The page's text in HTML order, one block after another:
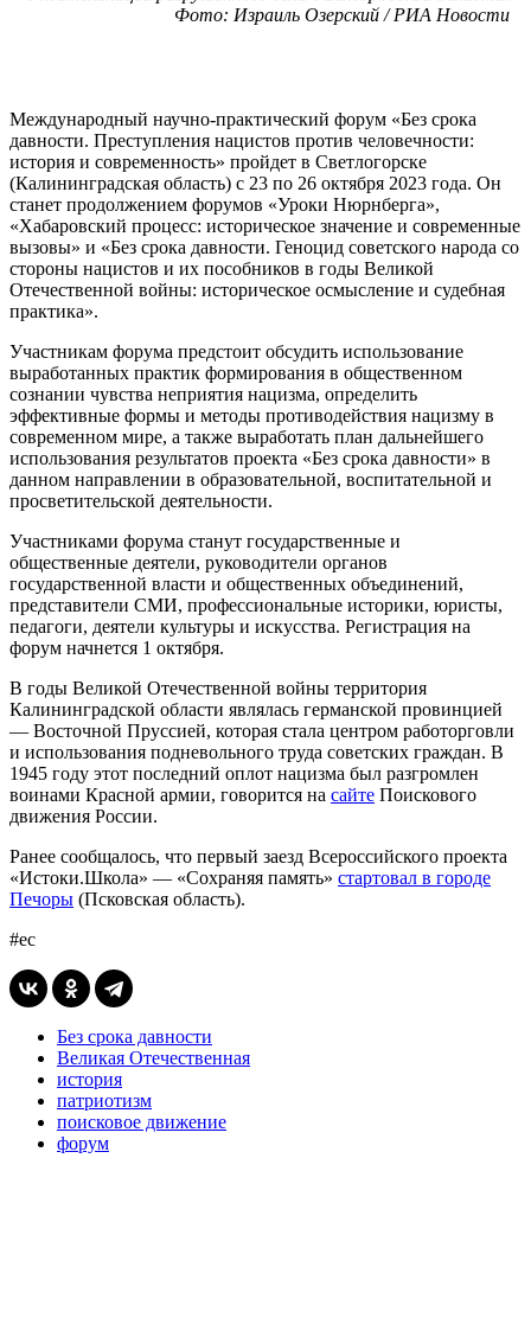
Фото: Израиль Озерский / РИА Новости
Международный научно-практический форум «Без срока
давности. Преступления нацистов против человечности:
история и современность» пройдет в Светлогорске
(Калининградская область) с 23 по 26 октября 2023 года. Он
станет продолжением форумов «Уроки Нюрнберга»,
«Хабаровский процесс: историческое значение и современные
вызовы» и «Без срока давности. Геноцид советского народа со
стороны нацистов и их пособников в годы Великой
Отечественной войны: историческое осмысление и судебная
практика».
Участникам форума предстоит обсудить использование
выработанных практик формирования в общественном
сознании чувства неприятия нацизма, определить
эффективные формы и методы противодействия нацизму в
современном мире, а также выработать план дальнейшего
использования результатов проекта «Без срока давности» в
данном направлении в образовательной, воспитательной и
просветительской деятельности.
Участниками форума станут государственные и
общественные деятели, руководители органов
государственной власти и общественных объединений,
представители СМИ, профессиональные историки, юристы,
педагоги, деятели культуры и искусства. Регистрация на
форум начнется 1 октября.
В годы Великой Отечественной войны территория
Калининградской области являлась германской провинцией
— Восточной Пруссией, которая стала центром работорговли
и использования подневольного труда советских граждан. В
1945 году этот последний оплот нацизма был разгромлен
воинами Красной армии, говорится на сайте Поискового
движения России.
Ранее сообщалось, что первый заезд Всероссийского проекта
«Истоки.Школа» — «Сохраняя память» стартовал в городе
Печоры (Псковская область).
#ес
Без срока давности
Великая Отечественная
история
патриотизм
поисковое движение
форум